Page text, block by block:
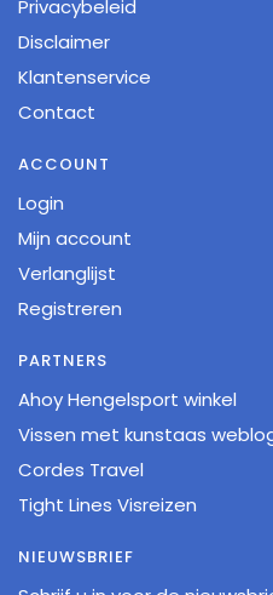
Privacybeleid
Disclaimer
Klantenservice
Contact
ACCOUNT
Login
Mijn account
Verlanglijst
Registreren
PARTNERS
Ahoy Hengelsport winkel
Vissen met kunstaas
Cordes Travel
Tight Lines Visreizen
NIEUWSBRIEF